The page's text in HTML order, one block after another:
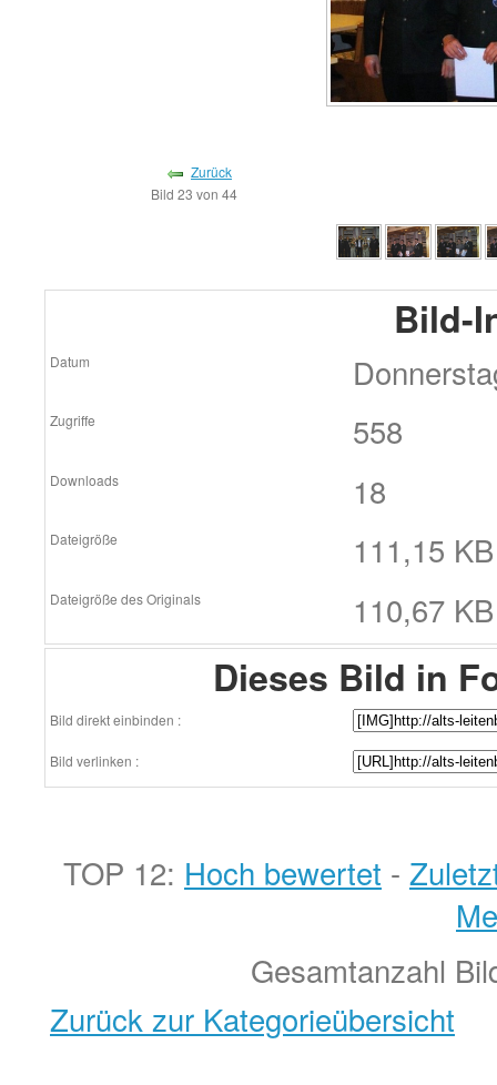
Zurück
Bild 23 von 44
Bild-
Datum
Zugriffe 558
Downloads 18
Dateigröße 111,15
Dateigröße des Originals 110,67
Dieses Bild in
Bild direkt einbinden :
Bild verlinken :
TOP 12: Hoch bewertet -
Gesamtanzahl
Zurück zur Kategorieübersicht